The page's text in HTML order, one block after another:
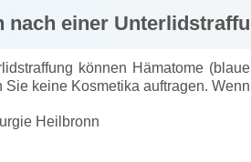
nach einer
können Hämatome
Sie keine Kosmetika auftragen.